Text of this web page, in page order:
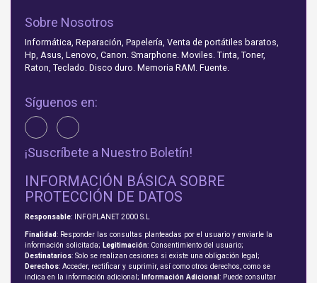
Sobre Nosotros
Informática, Reparación, Papelería, Venta de portátiles baratos,
Hp, Asus, Lenovo, Canon. Smarphone. Moviles. Tinta, Toner,
Raton, Teclado. Disco duro. Memoria RAM. Fuente.
Síguenos en:
¡Suscríbete a Nuestro Boletín!
INFORMACIÓN BÁSICA SOBRE
PROTECCIÓN DE DATOS
Responsable: INFOPLANET 2000 S.L
Finalidad: Responder las consultas planteadas por el usuario y enviarle la
información solicitada; Legitimación: Consentimiento del usuario;
Destinatarios: Solo se realizan cesiones si existe una obligación legal;
Derechos: Acceder, rectificar y suprimir, así como otros derechos, como se
indica en la información adicional;
Información Adicional : Puede consultar